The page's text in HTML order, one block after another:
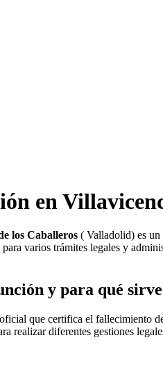
en
los Caballeros ( Valladolid) es un
para varios trámites legales y
y para qué
que certifica el fallecimiento
realizar diferentes gestiones